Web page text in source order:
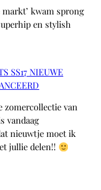
markt’ kwam sprong
en stylish
SS17 NIEUWE
zomercollectie van
vandaag
nieuwtje moet ik
jullie delen!!